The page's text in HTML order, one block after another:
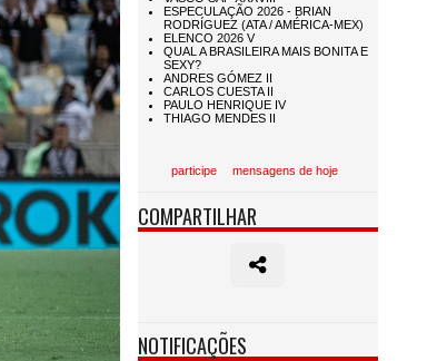
participe mensagens de hoje
COMPARTILHAR
NOTIFICAÇÕES